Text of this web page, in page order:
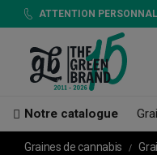
ATTENTION
Notre catalogue
Graines de cannabis